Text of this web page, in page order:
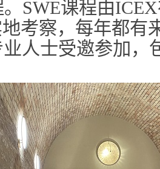
。SWE课程由
考察，每年都有
业人士受邀参加，